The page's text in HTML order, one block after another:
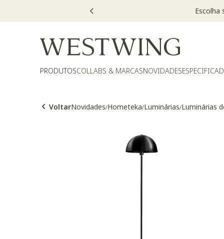
PRODUTOSCOLLABS & MARCASNOVIDADES
VoltarNovidades/Hometeka/Luminárias/Luminárias